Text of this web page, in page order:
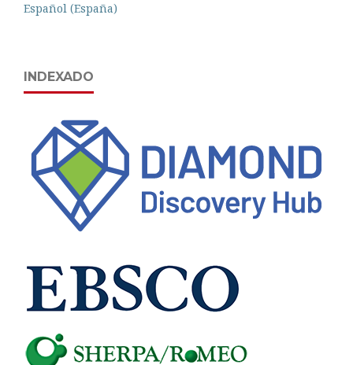
Español (España)
INDEXADO